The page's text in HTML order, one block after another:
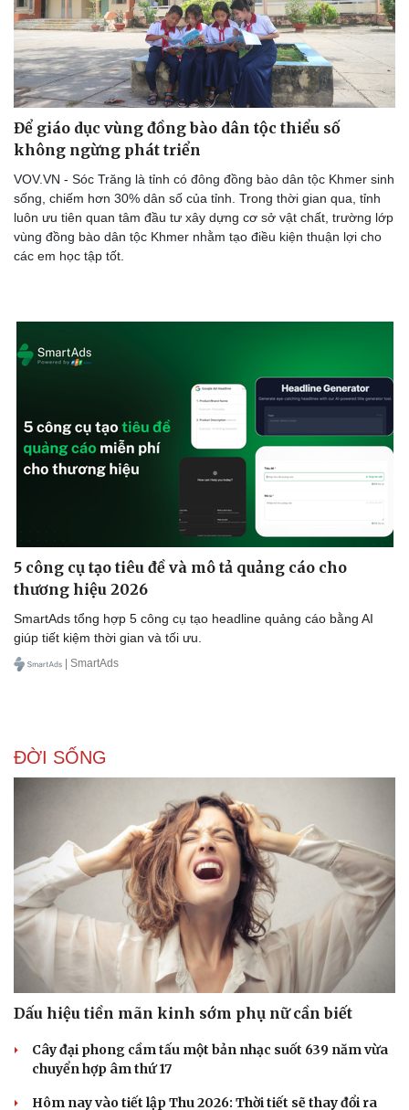
Văn hóa
Sân khấu - Điện ảnh
Âm nhạc
Di sản
Giải trí
Sao Việt
Để giáo dục vùng đồng bào dân tộc thiểu số
không ngừng phát triển
VOV.VN - Sóc Trăng là tỉnh có đông đồng bào dân tộc Khmer sinh
sống, chiếm hơn 30% dân số của tỉnh. Trong thời gian qua, tỉnh
luôn ưu tiên quan tâm đầu tư xây dựng cơ sở vật chất, trường lớp
vùng đồng bào dân tộc Khmer nhằm tạo điều kiện thuận lợi cho
các em học tập tốt.
5 công cụ tạo tiêu đề và mô tả quảng cáo cho
thương hiệu 2026
SmartAds tổng hợp 5 công cụ tạo headline quảng cáo bằng AI
giúp tiết kiệm thời gian và tối ưu.
| SmartAds
ĐỜI SỐNG
Dấu hiệu tiền mãn kinh sớm phụ nữ cần biết
Cây đại phong cầm tấu một bản nhạc suốt 639 năm vừa
chuyển hợp âm thứ 17
Hôm nay vào tiết lập Thu 2026: Thời tiết sẽ thay đổi ra